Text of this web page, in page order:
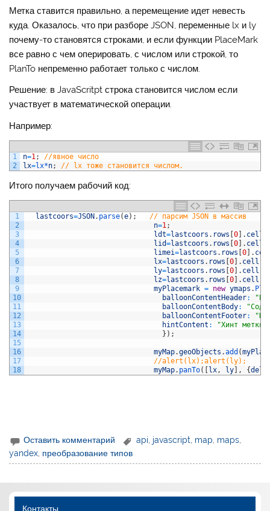
Метка ставится правильно, а перемещение идет невесть
куда. Оказалось, что при разборе JSON, переменные lx и ly
почему-то становятся строками, и если функции PlaceMark
все равно с чем оперировать, с числом или строкой, то
PlanTo непременно работает только с числом.
Решение: в JavaScritpt строка становится числом если
участвует в математической операции.
Например:
1
2
n=1 ;
//явное число
lx=lx*n; // lx тоже становится числом.
Итого получаем рабочий код:
1
2
3
4
5
6
7
8
9
10
11
12
13
14
15
16
17
18
lastcoors=JSON. parse(e) ;
// парсим JSON в массив
n=1 ;
ldt=lastcoors . rows [0] . cell
lid=lastcoors . rows [0] . cell
limei=lastcoors . rows [0] .
lx=lastcoors . rows [0] . cell
ly=lastcoors . rows [0] . cell
lz=lastcoors . rows [0] . cell
myPlacemark = new ymaps .
balloonContentHeader:
balloonContentBody:
balloonContentFooter:
hintContent :
"Хинт метки"
} ) ;
myMap.geoObjects .add (
//alert(lx);alert(ly);
myMap. panTo( [lx , ly] , {
Оставить комментарий api, javascript, map, maps,
yandex преобразование типов
Контакты